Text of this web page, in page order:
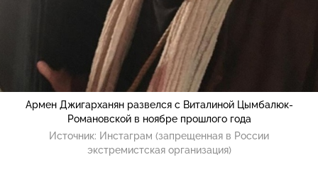
Армен Джигарханян развелся с Виталиной Цымбалюк-
Романовской в ноябре прошлого года
Источник: Инстаграм (запрещенная в России
экстремистская организация)